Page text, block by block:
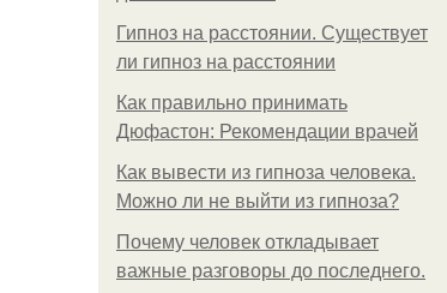
Гипноз на расстоянии. Существует
ли гипноз на расстоянии
Как правильно принимать
Дюфастон: Рекомендации врачей
Как вывести из гипноза человека.
Можно ли не выйти из гипноза?
Почему человек откладывает
важные разговоры до последнего.